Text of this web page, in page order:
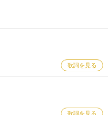
歌詞を見る
歌詞を見る